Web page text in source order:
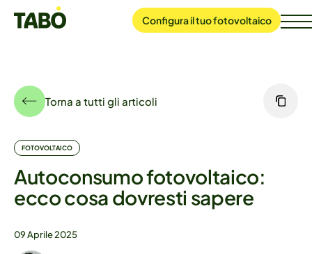
Configurail tuofotovoltaico
Torna a tutti gli articoli
FOTOVOLTAICO
Autoconsumo fotovoltaico:
ecco cosa dovresti sapere
09 Aprile 2025